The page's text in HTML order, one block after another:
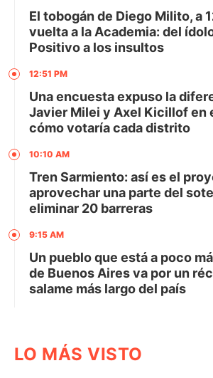
El tobogán de Diego Milito, a
vuelta a la Academia: del
Positivo a los insultos
12:51 PM
Una encuesta expuso la
Javier Milei y Axel Kicillof en
cómo votaría cada distrito
10:10 AM
Tren Sarmiento: así es el
aprovechar una parte del
eliminar 20 barreras
9:15 AM
Un pueblo que está a poco
de Buenos Aires va por un
salame más largo del país
LO MÁS VISTO